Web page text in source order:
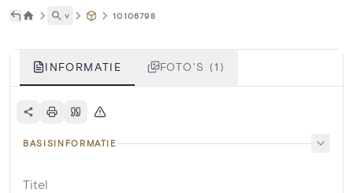
˅ 10106798
INFORMATIE FOTO'S (1)
BASISINFORMATIE
Titel